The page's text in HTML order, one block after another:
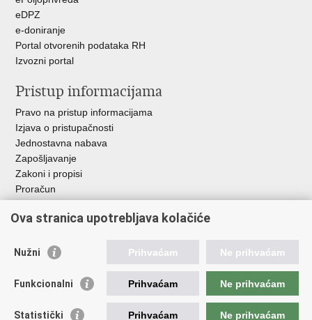
eDPZ
e-doniranje
Portal otvorenih podataka RH
Izvozni portal
Pristup informacijama
Pravo na pristup informacijama
Izjava o pristupačnosti
Jednostavna nabava
Zapošljavanje
Zakoni i propisi
Proračun
RH
Važne poveznice
Hrvatska agencija za poljoprivredu i hranu
Agencija za plaćanja u poljoprivredi, ribarstvu i ruralnom
razvoju
Ova stranica upotrebljava kolačiće
Nužni Prihvaćam Ne prihvaćam
Funkcionalni Prihvaćam Ne prihvaćam
Statistički Prihvaćam Ne prihvaćam